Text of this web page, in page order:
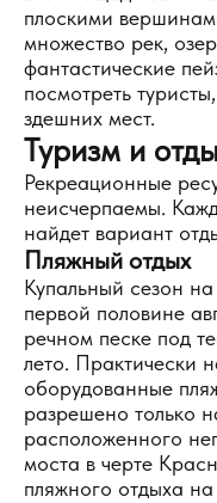
плоскими
множество рек,
фантастические
посмотреть
здешних мест.
Туризм и
Рекреационные
неисчерпаемы.
найдет вариант
Пляжный отдых
Купальный сезон
первой половине
речном песке под
лето. Практически
оборудованные
разрешено только
расположенного
моста в черте
пляжного отдыха